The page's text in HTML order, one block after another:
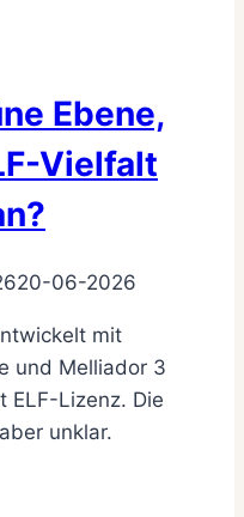
Ebene,
Vielfalt
20-06-2026
mit
und Melliador 3
ELF-Lizenz. Die
unklar.